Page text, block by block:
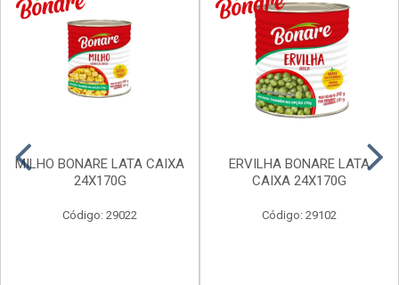
MILHO BONARE LATA CAIXA
24X170G
Código: 29022
ERVILHA BONARE LATA
CAIXA 24X170G
Código: 29102